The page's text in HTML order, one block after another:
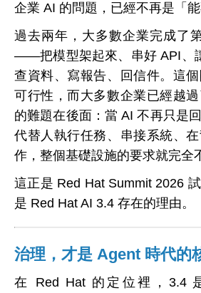
企業 AI 的問題，已經不再是「能
過去兩年，大多數企業完成了
——把模型架起來、串好 API、
查資料、寫報告、回信件。這
可行性，而大多數企業已經越
的難題在後面：當 AI 不再只是
代替人執行任務、串接系統、
作，整個基礎設施的要求就完全
這正是 Red Hat Summit 2026
是 Red Hat AI 3.4 存在的理由。
治理，才是 Agent 時代的
在 Red Hat 的定位裡，3.4